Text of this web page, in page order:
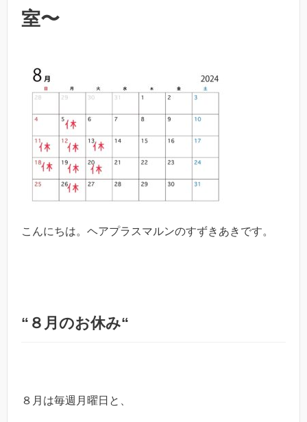
室〜
こんにちは。ヘアプラスマルンのすずきあきです。
“８月のお休み“
８月は毎週月曜日と、